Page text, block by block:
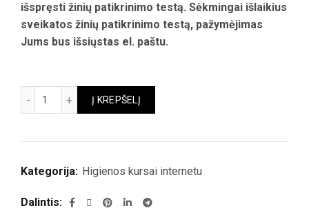
išspręsti žinių patikrinimo testą. Sėkmingai išlaikius
sveikatos žinių patikrinimo testą, pažymėjimas
Jums bus išsiųstas el. paštu.
produkto kiekis: HB, H11 higienos pažymėjimas. Valymo
Į KREPŠELĮ
Kategorija: Higienos kursai internetu
Dalintis